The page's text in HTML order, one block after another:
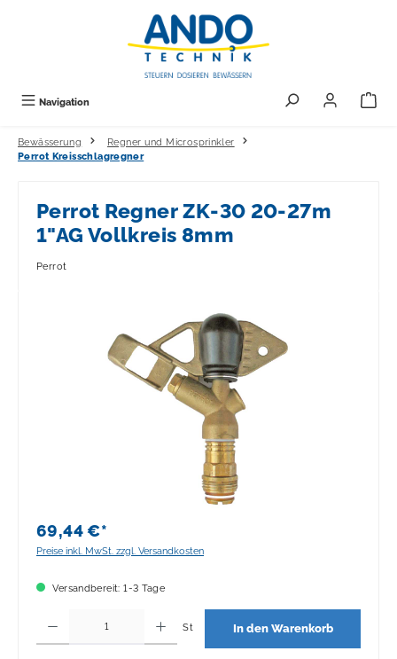
Navigation
Bewässerung
Regner und Microsprinkler
Perrot Kreisschlagregner
Perrot Regner ZK-30 20-27m
1"AG Vollkreis 8mm
Perrot
69,44 €*
Preise inkl. MwSt. zzgl. Versandkosten
Versandbereit: 1-3 Tage
St In den Warenkorb